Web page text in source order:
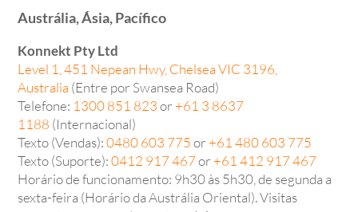
Austrália, Ásia, Pacífico
Konnekt Pty Ltd
Level 1, 451 Nepean Hwy, Chelsea VIC 3196,
Australia(Entre por Swansea Road)
Telefone: 1300 851 823or +61 3 8637
1188 (Internacional)
Texto (Vendas):0480 603 775or +61 480 603 775
Texto (Suporte):0412 917 467or +61 412 917 467
Horário de funcionamento: 9h30 às 5h30, de segunda a
sexta-feira (Horário da Austrália Oriental). Visitas